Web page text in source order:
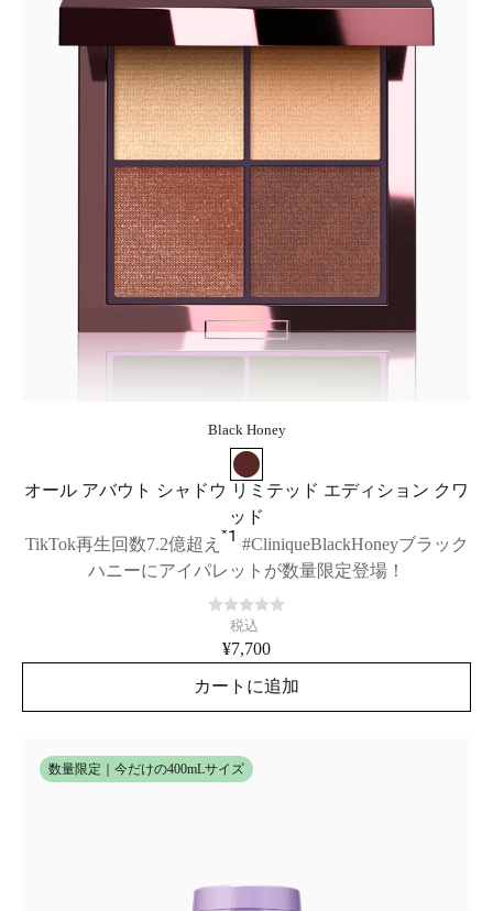
Black Honey
オール アバウト シャドウ リミテッド エディション クワ
ッド
TikTok再生回数7.2億超え *1 #CliniqueBlackHoneyブラック
ハニーにアイパレットが数量限定登場！
税込
¥7,700
カートに追加
数量限定｜今だけの400mLサイズ